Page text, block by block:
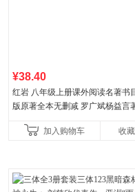
¥38.40
红岩 八年级上册课外阅读名著书
版原著全本无删减 罗广斌杨益言
国青年出版社加入购物车 收藏